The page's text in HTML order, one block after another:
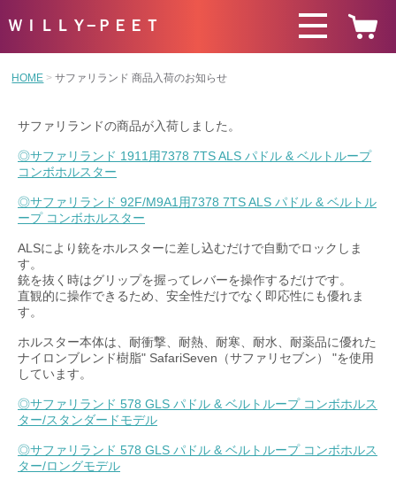
ＷＩＬＬＹ−ＰＥＥＴ
HOME サファリランド 商品入荷のお知らせ
サファリランドの商品が入荷しました。
◎サファリランド 1911用7378 7TS ALS パドル & ベルトループ
コンボホルスター
◎サファリランド 92F/M9A1用7378 7TS ALS パドル & ベルトル
ープ コンボホルスター
ALSにより銃をホルスターに差し込むだけで自動でロックしま
す。
銃を抜く時はグリップを握ってレバーを操作するだけです。
直観的に操作できるため、安全性だけでなく即応性にも優れま
す。
ホルスター本体は、耐衝撃、耐熱、耐寒、耐水、耐薬品に優れた
ナイロンブレンド樹脂" SafariSeven（サファリセブン） "を使用
しています。
◎サファリランド 578 GLS パドル & ベルトループ コンボホルス
ター/スタンダードモデル
◎サファリランド 578 GLS パドル & ベルトループ コンボホルス
ター/ロングモデル